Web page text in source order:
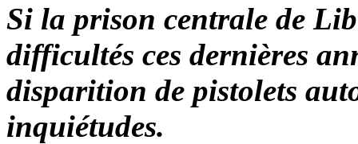
Si la prison centrale de
difficultés ces dernières
disparition de pistolets
inquiétudes.